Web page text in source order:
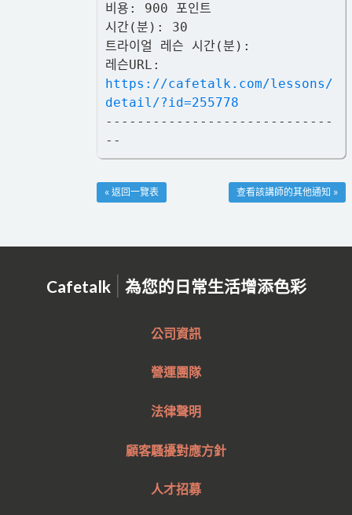
비용: 900 포인트
시간(분): 30
트라이얼 레슨 시간(분):
레슨URL:
https://cafetalk.com/lessons/
detail/?id=255778
-----------------------------
--
查看該講師的其他通知 »
« 返回一覽表
Cafetalk | 為您的日常生活增添色彩
公司資訊
營運團隊
法律聲明
顧客騷擾對應方針
人才招募